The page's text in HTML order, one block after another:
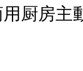
厨房主